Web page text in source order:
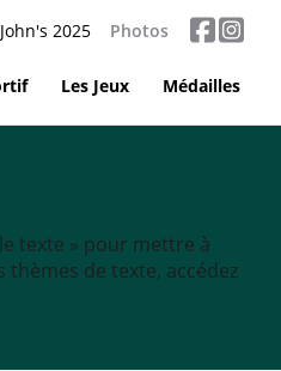
2025 Photos
Les Jeux Médailles
texte » pour mettre à
de texte, accédez